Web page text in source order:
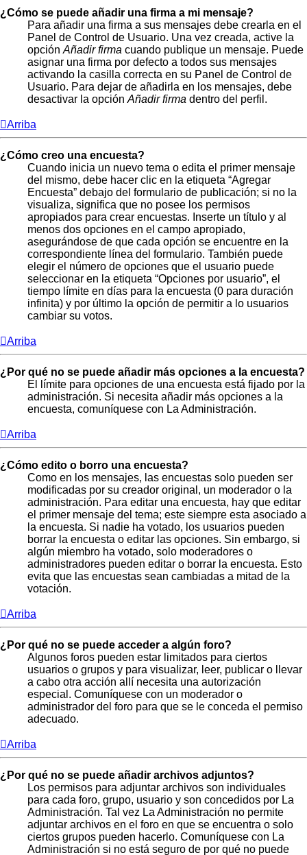
¿Cómo se puede añadir una firma a mi mensaje?
Para añadir una firma a sus mensajes debe crearla en el
Panel de Control de Usuario. Una vez creada, active la
opción Añadir firma cuando publique un mensaje. Puede
asignar una firma por defecto a todos sus mensajes
activando la casilla correcta en su Panel de Control de
Usuario. Para dejar de añadirla en los mensajes, debe
desactivar la opción Añadir firma dentro del perfil.
Arriba
¿Cómo creo una encuesta?
Cuando inicia un nuevo tema o edita el primer mensaje
del mismo, debe hacer clic en la etiqueta “Agregar
Encuesta” debajo del formulario de publicación; si no la
visualiza, significa que no posee los permisos
apropiados para crear encuestas. Inserte un título y al
menos dos opciones en el campo apropiado,
asegurándose de que cada opción se encuentre en la
correspondiente línea del formulario. También puede
elegir el número de opciones que el usuario puede
seleccionar en la etiqueta “Opciones por usuario”, el
tiempo límite en días para la encuesta (0 para duración
infinita) y por último la opción de permitir a lo usuarios
cambiar su votos.
Arriba
¿Por qué no se puede añadir más opciones a la encuesta?
El límite para opciones de una encuesta está fijado por la
administración. Si necesita añadir más opciones a la
encuesta, comuníquese con La Administración.
Arriba
¿Cómo edito o borro una encuesta?
Como en los mensajes, las encuestas solo pueden ser
modificadas por su creador original, un moderador o la
administración. Para editar una encuesta, hay que editar
el primer mensaje del tema; este siempre esta asociado a
la encuesta. Si nadie ha votado, los usuarios pueden
borrar la encuesta o editar las opciones. Sin embargo, si
algún miembro ha votado, solo moderadores o
administradores pueden editar o borrar la encuesta. Esto
evita que las encuestas sean cambiadas a mitad de la
votación.
Arriba
¿Por qué no se puede acceder a algún foro?
Algunos foros pueden estar limitados para ciertos
usuarios o grupos y para visualizar, leer, publicar o llevar
a cabo otra acción allí necesita una autorización
especial. Comuníquese con un moderador o
administrador del foro para que se le conceda el permiso
adecuado.
Arriba
¿Por qué no se puede añadir archivos adjuntos?
Los permisos para adjuntar archivos son individuales
para cada foro, grupo, usuario y son concedidos por La
Administración. Tal vez La Administración no permite
adjuntar archivos en el foro en que se encuentra o solo
ciertos grupos pueden hacerlo. Comuníquese con La
Administración si no está seguro de por qué no puede